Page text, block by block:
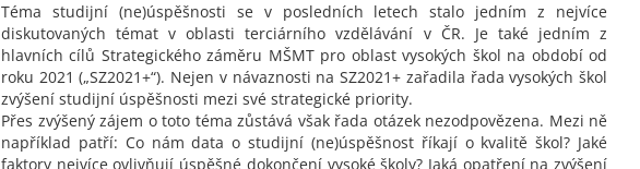
Téma studijní (ne)úspěšnosti se v posledních letech stalo jedním z nejvíce
diskutovaných témat v oblasti terciárního vzdělávání v ČR. Je také jedním z
hlavních cílů Strategického záměru MŠMT pro oblast vysokých škol na období od
roku 2021 („SZ2021+“). Nejen v návaznosti na SZ2021+ zařadila řada vysokých škol
zvýšení studijní úspěšnosti mezi své strategické priority.
Přes zvýšený zájem o toto téma zůstává však řada otázek nezodpovězena. Mezi ně
například patří: Co nám data o studijní (ne)úspěšnost říkají o kvalitě škol? Jaké
faktory nejvíce ovlivňují úspěšné dokončení vysoké školy? Jaká opatření na zvýšení